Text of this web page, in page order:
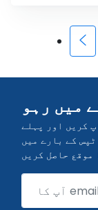
میں رہو
کریں اور پہلے
کے بارے میں
موقع حاصل کریں